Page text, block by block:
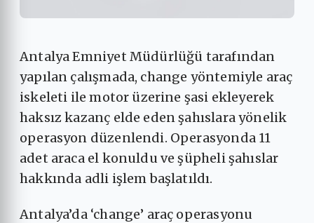
Antalya Emniyet Müdürlüğü tarafından
yapılan çalışmada, change yöntemiyle araç
iskeleti ile motor üzerine şasi ekleyerek
haksız kazanç elde eden şahıslara yönelik
operasyon düzenlendi. Operasyonda 11
adet araca el konuldu ve şüpheli şahıslar
hakkında adli işlem başlatıldı.
Antalya’da ‘change’ araç operasyonu